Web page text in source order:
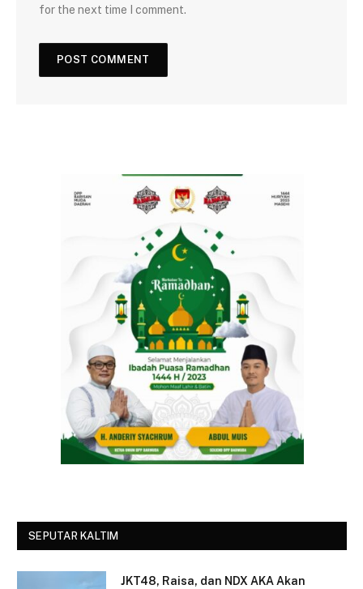
for the next time I comment.
SEPUTAR KALTIM
JKT48, Raisa, dan NDX AKA Akan